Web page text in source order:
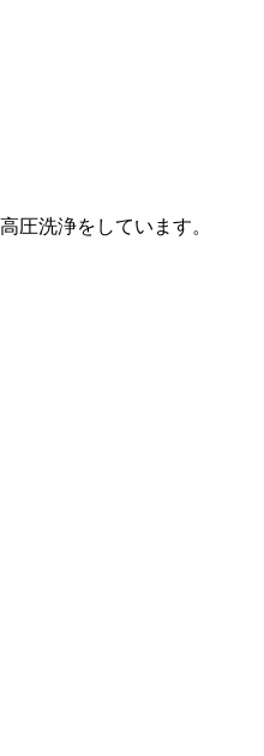
高圧洗浄をしています。